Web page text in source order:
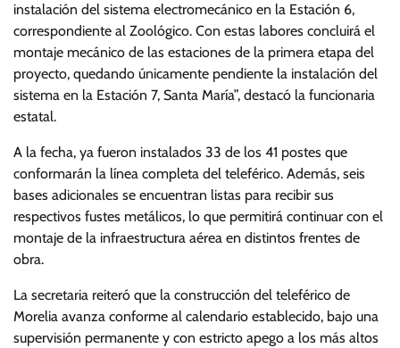
instalación del sistema electromecánico en la Estación 6,
correspondiente al Zoológico. Con estas labores concluirá el
montaje mecánico de las estaciones de la primera etapa del
proyecto, quedando únicamente pendiente la instalación del
sistema en la Estación 7, Santa María”, destacó la funcionaria
estatal.
A la fecha, ya fueron instalados 33 de los 41 postes que
conformarán la línea completa del teleférico. Además, seis
bases adicionales se encuentran listas para recibir sus
respectivos fustes metálicos, lo que permitirá continuar con el
montaje de la infraestructura aérea en distintos frentes de
obra.
La secretaria reiteró que la construcción del teleférico de
Morelia avanza conforme al calendario establecido, bajo una
supervisión permanente y con estricto apego a los más altos